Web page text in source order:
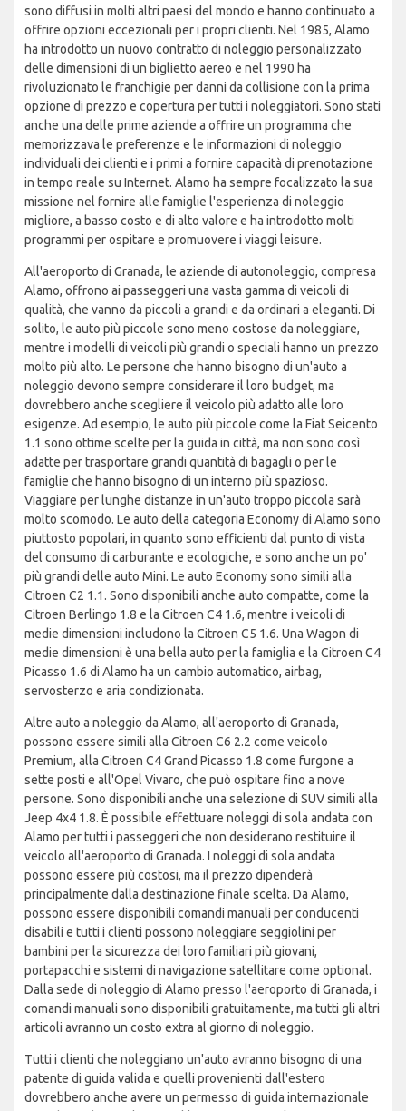
sono diffusi in molti altri paesi del mondo e hanno continuato a
offrire opzioni eccezionali per i propri clienti. Nel 1985, Alamo
ha introdotto un nuovo contratto di noleggio personalizzato
delle dimensioni di un biglietto aereo e nel 1990 ha
rivoluzionato le franchigie per danni da collisione con la prima
opzione di prezzo e copertura per tutti i noleggiatori. Sono stati
anche una delle prime aziende a offrire un programma che
memorizzava le preferenze e le informazioni di noleggio
individuali dei clienti e i primi a fornire capacità di prenotazione
in tempo reale su Internet. Alamo ha sempre focalizzato la sua
missione nel fornire alle famiglie l'esperienza di noleggio
migliore, a basso costo e di alto valore e ha introdotto molti
programmi per ospitare e promuovere i viaggi leisure.
All'aeroporto di Granada, le aziende di autonoleggio, compresa
Alamo, offrono ai passeggeri una vasta gamma di veicoli di
qualità, che vanno da piccoli a grandi e da ordinari a eleganti. Di
solito, le auto più piccole sono meno costose da noleggiare,
mentre i modelli di veicoli più grandi o speciali hanno un prezzo
molto più alto. Le persone che hanno bisogno di un'auto a
noleggio devono sempre considerare il loro budget, ma
dovrebbero anche scegliere il veicolo più adatto alle loro
esigenze. Ad esempio, le auto più piccole come la Fiat Seicento
1.1 sono ottime scelte per la guida in città, ma non sono così
adatte per trasportare grandi quantità di bagagli o per le
famiglie che hanno bisogno di un interno più spazioso.
Viaggiare per lunghe distanze in un'auto troppo piccola sarà
molto scomodo. Le auto della categoria Economy di Alamo sono
piuttosto popolari, in quanto sono efficienti dal punto di vista
del consumo di carburante e ecologiche, e sono anche un po'
più grandi delle auto Mini. Le auto Economy sono simili alla
Citroen C2 1.1. Sono disponibili anche auto compatte, come la
Citroen Berlingo 1.8 e la Citroen C4 1.6, mentre i veicoli di
medie dimensioni includono la Citroen C5 1.6. Una Wagon di
medie dimensioni è una bella auto per la famiglia e la Citroen C4
Picasso 1.6 di Alamo ha un cambio automatico, airbag,
servosterzo e aria condizionata.
Altre auto a noleggio da Alamo, all'aeroporto di Granada,
possono essere simili alla Citroen C6 2.2 come veicolo
Premium, alla Citroen C4 Grand Picasso 1.8 come furgone a
sette posti e all'Opel Vivaro, che può ospitare fino a nove
persone. Sono disponibili anche una selezione di SUV simili alla
Jeep 4x4 1.8. È possibile effettuare noleggi di sola andata con
Alamo per tutti i passeggeri che non desiderano restituire il
veicolo all'aeroporto di Granada. I noleggi di sola andata
possono essere più costosi, ma il prezzo dipenderà
principalmente dalla destinazione finale scelta. Da Alamo,
possono essere disponibili comandi manuali per conducenti
disabili e tutti i clienti possono noleggiare seggiolini per
bambini per la sicurezza dei loro familiari più giovani,
portapacchi e sistemi di navigazione satellitare come optional.
Dalla sede di noleggio di Alamo presso l'aeroporto di Granada, i
comandi manuali sono disponibili gratuitamente, ma tutti gli altri
articoli avranno un costo extra al giorno di noleggio.
Tutti i clienti che noleggiano un'auto avranno bisogno di una
patente di guida valida e quelli provenienti dall'estero
dovrebbero anche avere un permesso di guida internazionale